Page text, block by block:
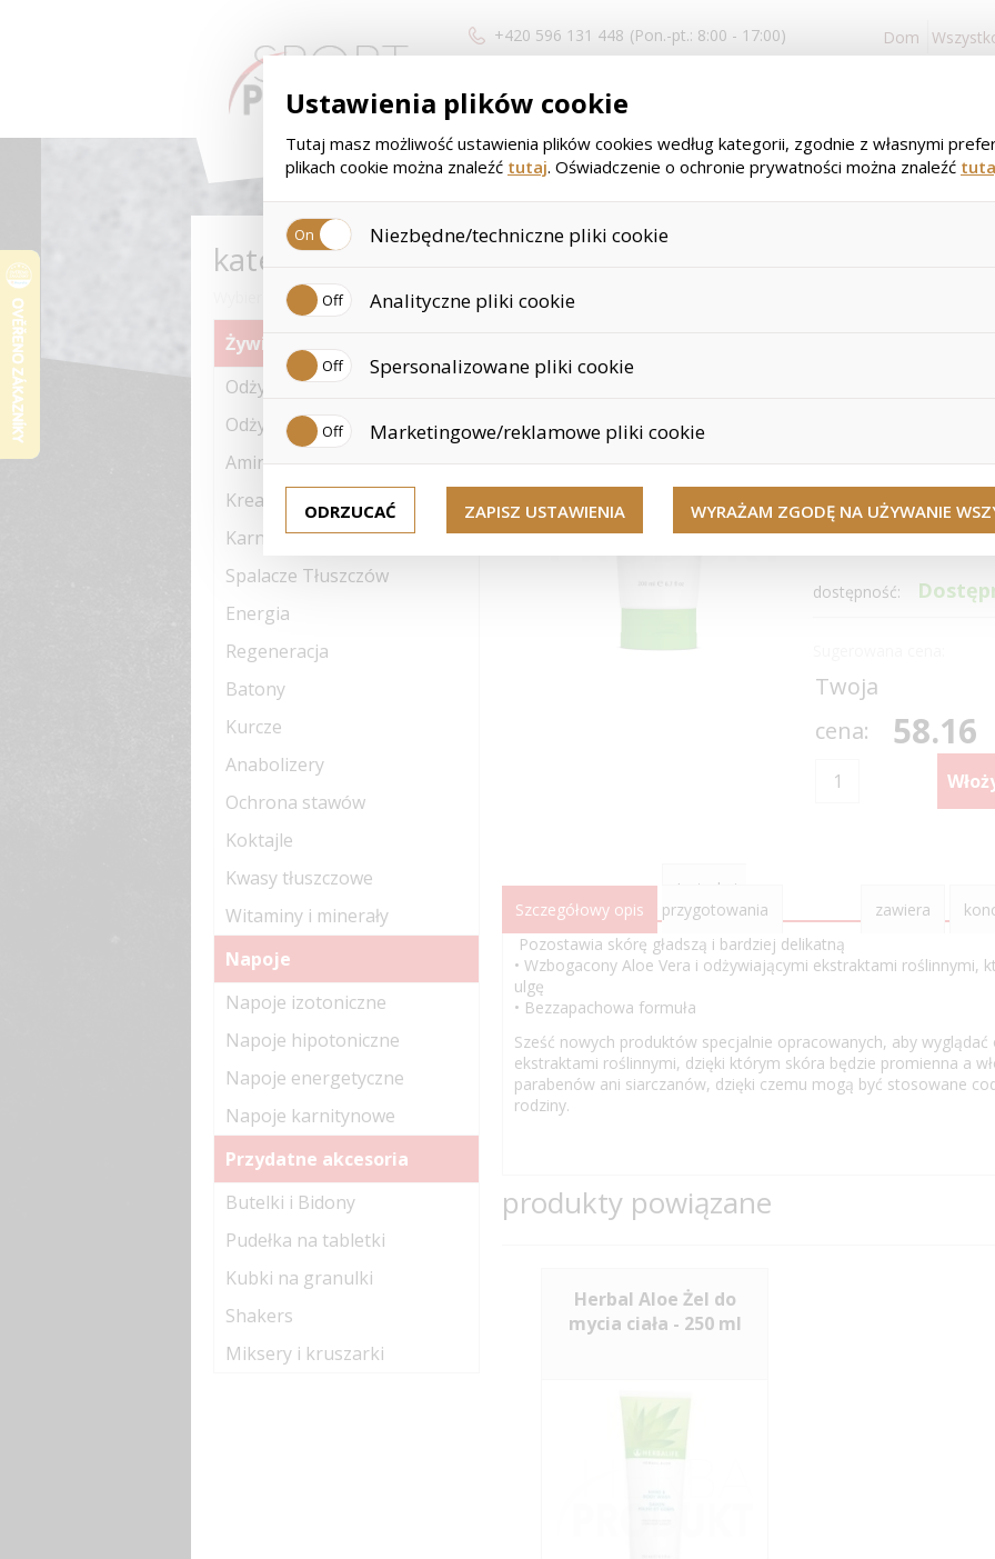
+420 596 131 448 (Pon.-pt.: 8:00 - 17:00) Dom
kategoria
Wybierz kategorię towarów
Żywienie sportowe
Odżywki białkowe
Odżywki na masę (Gainery)
Aminokwasy
Kreatyny
Karnityny
Spalacze Tłuszczów
Energia
Regeneracja
Batony
Kurcze
Anabolizery
Ochrona stawów
Koktajle
Kwasy tłuszczowe
Witaminy i minerały
Napoje
Napoje izotoniczne
Napoje hipotoniczne
Napoje energetyczne
Napoje karnitynowe
Przydatne akcesoria
Butelki i Bidony
Pudełka na tabletki
Kubki na granulki
Shakers
Miksery i kruszarki
Herbal
Nawilżenie i ukojenie
Żelowi z Aloe Vera.
Pomaga przynieść ulgę
dostępność:
Twoja
cena:
58.16
Szczegółowy opis
Instrukcje
przygotowania
zawiera
Pozostawia skórę gładszą i bardziej delikatną
• Wzbogacony Aloe Vera i odżywiającymi ekstraktami roślinnymi,
ulgę
• Bezzapachowa formuła
Sześć nowych produktów specjalnie opracowanych, aby
ekstraktami roślinnymi, dzięki którym skóra będzie promienna a
parabenów ani siarczanów, dzięki czemu mogą być stosowane
rodziny.
produkty powiązane
Herbal Aloe Żel do
mycia ciała - 250 ml
Ustawienia plików cookie
Tutaj masz możliwość ustawienia plików cookies według kategorii, zgodnie z własnymi
plikach cookie można znaleźć tutaj. Oświadczenie o ochronie prywatności można znaleźć
Niezbędne/techniczne pliki cookie
one m.in. do przechowywania produktów w koszyku, kontroli filtrów, a także wyrażenia zgody na
cookies. Twoja zgoda nie jest wymagana w przypadku tych plików cookie i nie można ich nawet
Analityczne pliki cookie
to już dane osobowe, ponieważ zanonimizowane pliki cookie nie mogą być przypisane do
nie możemy znaleźć odwiedzonych linków, przeglądanych towarów itp.
Spersonalizowane pliki cookie
doświadczenia zakupowe. Dzięki nim możemy bezpośrednio dostosować ofertę do Twoich
nieodpowiednich rekomendacji produktów lub innych nieistotnych ofert.
Marketingowe/reklamowe pliki cookie
ODRZUCAĆ ZAPISZ USTAWIENIA WYRAŻAM ZGODĘ NA UŻYWANIE